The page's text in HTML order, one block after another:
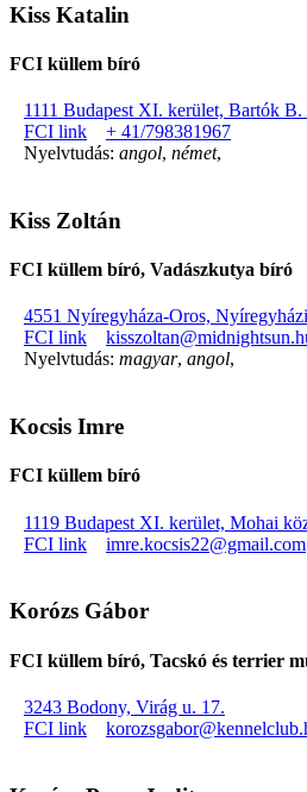
Kiss Katalin
FCI küllem bíró
1111 Budapest XI. kerület, Bartók B.
FCI link
+ 41/798381967
Nyelvtudás: angol, német,
Kiss Zoltán
FCI küllem bíró, Vadászkutya bíró
4551 Nyíregyháza-Oros,
FCI link
Nyelvtudás: magyar, angol,
Kocsis Imre
FCI küllem bíró
1119 Budapest XI. kerület, Mohai
FCI link
imre.kocsis22@gmail.com
Korózs Gábor
FCI küllem bíró, Tacskó és terrier
3243 Bodony, Virág u. 17.
FCI link